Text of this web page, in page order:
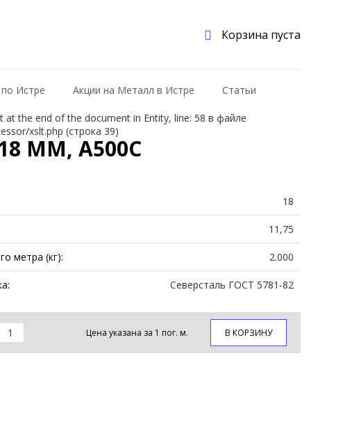
at the end of the document in Entity, line: 58 в файле
xslt.php (строка 39)
ММ, А500С
18
11,75
метра (кг): 2.000
Северсталь ГОСТ 5781-82
Цена указана за 1 пог. м. В КОРЗИНУ
Корзина пуста
Истре Акции на Металл в Истре
Статьи